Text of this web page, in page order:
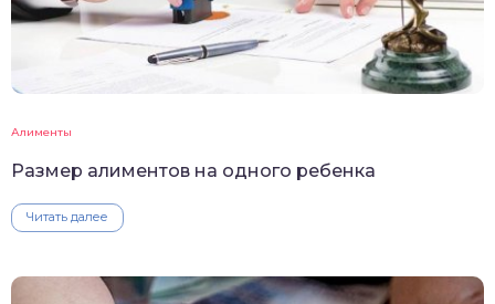
Алименты
Размер алиментов на одного ребенка
Читать далее